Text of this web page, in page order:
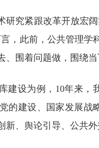
研究紧跟改革开放宏
，此前，公共管理
、围着问题做，围绕
建设为例，10年来
的建设、国家发展
新、舆论引导、公共